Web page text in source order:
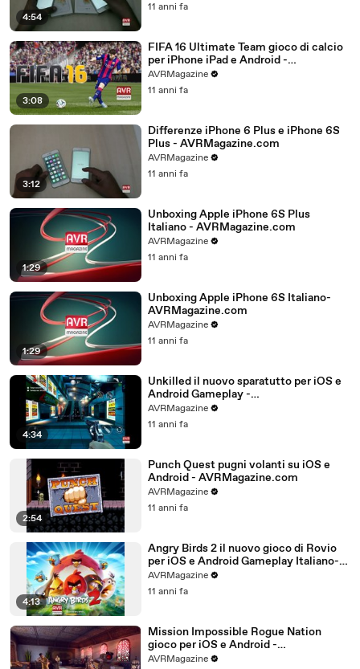
4:54
11 anni fa
3:08
FIFA 16 Ultimate Team gioco di calcio
per iPhone iPad e Android -
AVRMagazine.com
AVRMagazine
11 anni fa
3:12
Differenze iPhone 6 Plus e iPhone 6S
Plus - AVRMagazine.com
AVRMagazine
11 anni fa
1:29
Unboxing Apple iPhone 6S Plus
Italiano - AVRMagazine.com
AVRMagazine
11 anni fa
1:29
Unboxing Apple iPhone 6S Italiano-
AVRMagazine.com
AVRMagazine
11 anni fa
4:34
Unkilled il nuovo sparatutto per iOS e
Android Gameplay -
AVRMagazine.com
AVRMagazine
11 anni fa
2:54
Punch Quest pugni volanti su iOS e
Android - AVRMagazine.com
AVRMagazine
11 anni fa
4:13
Angry Birds 2 il nuovo gioco di Rovio
per iOS e Android Gameplay Italiano-
AVRMagazine.com (720p)
AVRMagazine
11 anni fa
Mission Impossible Rogue Nation
gioco per iOS e Android -
AVRMagazine.com
AVRMagazine